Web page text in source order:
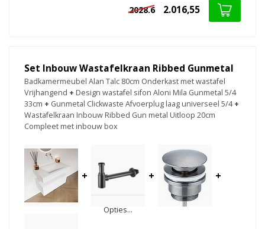
2028.6 2.016,55
Set Inbouw Wastafelkraan Ribbed Gunmetal
Badkamermeubel Alan Talc 80cm Onderkast met wastafel
Vrijhangend + Design wastafel sifon Aloni Mila Gunmetal 5/4
33cm + Gunmetal Clickwaste Afvoerplug laag universeel 5/4 +
Wastafelkraan Inbouw Ribbed Gun metal Uitloop 20cm
Compleet met inbouw box
+
Opties...
+ +